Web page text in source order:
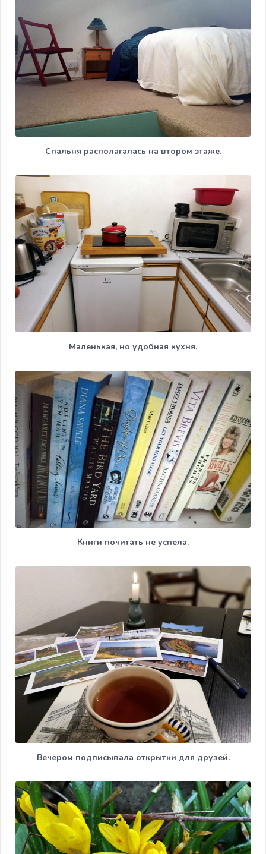
Спальня располагалась на втором этаже.
Маленькая, но удобная кухня.
Книги почитать не успела.
Вечером подписывала открытки для друзей.